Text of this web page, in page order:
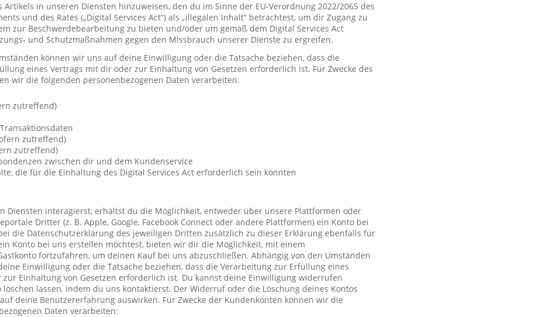
Artikels in unseren Diensten hinzuweisen, den du im Sinne der EU-Verordnung 2022/2065 des
und des Rates („Digital Services Act“) als „illegalen Inhalt“ betrachtest, um dir Zugang zu
zur Beschwerdebearbeitung zu bieten und/oder um gemäß dem Digital Services Act
und Schutzmaßnahmen gegen den Missbrauch unserer Dienste zu ergreifen.
können wir uns auf deine Einwilligung oder die Tatsache beziehen, dass die
eines Vertrags mit dir oder zur Einhaltung von Gesetzen erforderlich ist. Für Zwecke des
wir die folgenden personenbezogenen Daten verarbeiten:
zutreffend)
zutreffend)
zutreffend)
zwischen dir und dem Kundenservice
die für die Einhaltung des Digital Services Act erforderlich sein könnten
Diensten interagierst, erhältst du die Möglichkeit, entweder über unsere Plattformen oder
Dritter (z. B. Apple, Google, Facebook Connect oder andere Plattformen) ein Konto bei
die Datenschutzerklärung des jeweiligen Dritten zusätzlich zu dieser Erklärung ebenfalls für
Konto bei uns erstellen möchtest, bieten wir dir die Möglichkeit, mit einem
fortzufahren, um deinen Kauf bei uns abzuschließen. Abhängig von den Umständen
Einwilligung oder die Tatsache beziehen, dass die Verarbeitung zur Erfüllung eines
Einhaltung von Gesetzen erforderlich ist. Du kannst deine Einwilligung widerrufen
lassen, indem du uns kontaktierst. Der Widerruf oder die Löschung deines Kontos
deine Benutzererfahrung auswirken. Für Zwecke der Kundenkonten können wir die
Daten verarbeiten: